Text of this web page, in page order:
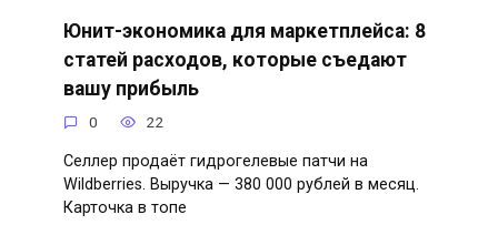
Юнит-экономика для маркетплейса: 8
статей расходов, которые съедают
вашу прибыль
0 22
Селлер продаёт гидрогелевые патчи на
Wildberries. Выручка — 380 000 рублей в месяц.
Карточка в топе